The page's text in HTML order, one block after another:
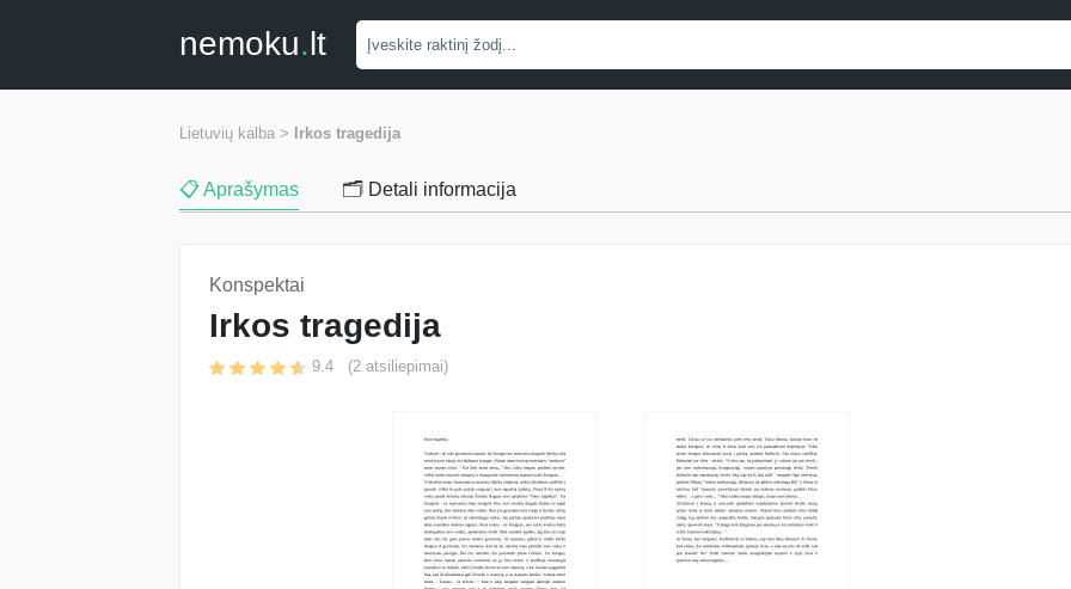
nemoku.lt
Lietuvių kalba > Irkos tragedija
📋 Aprašymas 🗂️ Detali informacija
Konspektai
Irkos tragedija
9.4 (2 atsiliepimai)